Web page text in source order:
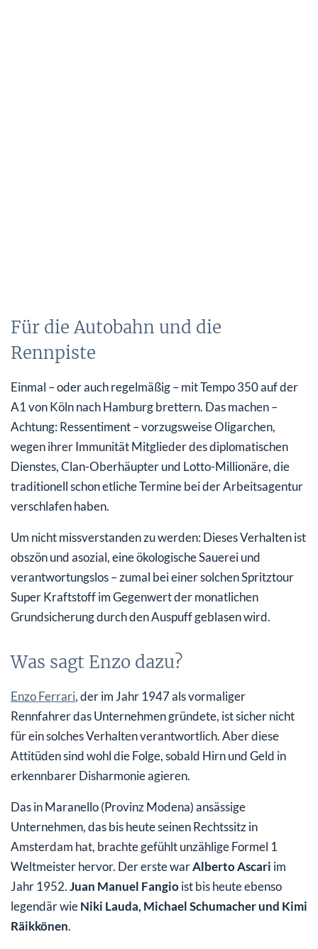
Für die Autobahn und die
Rennpiste
Einmal – oder auch regelmäßig – mit Tempo 350 auf der
A1 von Köln nach Hamburg brettern. Das machen –
Achtung: Ressentiment – vorzugsweise Oligarchen,
wegen ihrer Immunität Mitglieder des diplomatischen
Dienstes, Clan-Oberhäupter und Lotto-Millionäre, die
traditionell schon etliche Termine bei der Arbeitsagentur
verschlafen haben.
Um nicht missverstanden zu werden: Dieses Verhalten ist
obszön und asozial, eine ökologische Sauerei und
verantwortungslos – zumal bei einer solchen Spritztour
Super Kraftstoff im Gegenwert der monatlichen
Grundsicherung durch den Auspuff geblasen wird.
Was sagt Enzo dazu?
Enzo Ferrari, der im Jahr 1947 als vormaliger
Rennfahrer das Unternehmen gründete, ist sicher nicht
für ein solches Verhalten verantwortlich. Aber diese
Attitüden sind wohl die Folge, sobald Hirn und Geld in
erkennbarer Disharmonie agieren.
Das in Maranello (Provinz Modena) ansässige
Unternehmen, das bis heute seinen Rechtssitz in
Amsterdam hat, brachte gefühlt unzählige Formel 1
Weltmeister hervor. Der erste warAlberto Ascari im
Jahr 1952.Juan Manuel Fangioist bis heute ebenso
legendär wieNiki Lauda, Michael Schumacher und Kimi
Räikkönen.